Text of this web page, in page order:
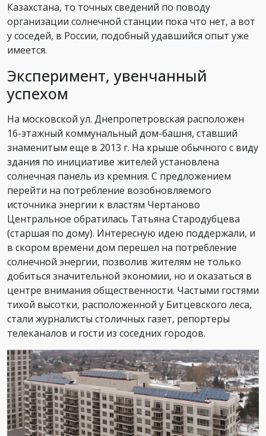
Казахстана, то точных сведений по поводу
организации солнечной станции пока что нет, а вот
у соседей, в России, подобный удавшийся опыт уже
имеется.
Эксперимент, увенчанный
успехом
На московской ул. Днепропетровская расположен
16-этажный коммунальный дом-башня, ставший
знаменитым еще в 2013 г. На крыше обычного с виду
здания по инициативе жителей установлена
солнечная панель из кремния. С предложением
перейти на потребление возобновляемого
источника энергии к властям Чертаново
Центральное обратилась Татьяна Стародубцева
(старшая по дому). Интересную идею поддержали, и
в скором времени дом перешел на потребление
солнечной энергии, позволив жителям не только
добиться значительной экономии, но и оказаться в
центре внимания общественности. Частыми гостями
тихой высотки, расположенной у Битцевского леса,
стали журналисты столичных газет, репортеры
телеканалов и гости из соседних городов.⁠